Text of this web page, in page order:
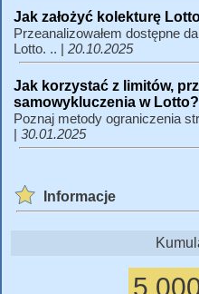
Jak założyć kolekturę
Przeanalizowałem dostępne
Lotto. .. | 20.10.2025
Jak korzystać z limitów,
samowykluczenia w Lotto?
Poznaj metody ograniczenia
| 30.01.2025
Informacje
5